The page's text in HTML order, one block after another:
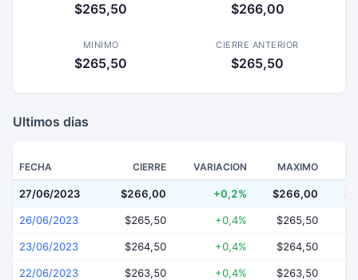
$265,50 $266,00
MINIMO
$265,50
CIERRE ANTERIOR
$265,50
Ultimos dias
FECHA CIERRE VARIACION MAXIMO
27/06/2023 $266,00 +0,2% $266,00
26/06/2023 $265,50 +0,4% $265,50
23/06/2023 $264,50 +0,4% $264,50
22/06/2023 $263,50 +0,4% $263,50